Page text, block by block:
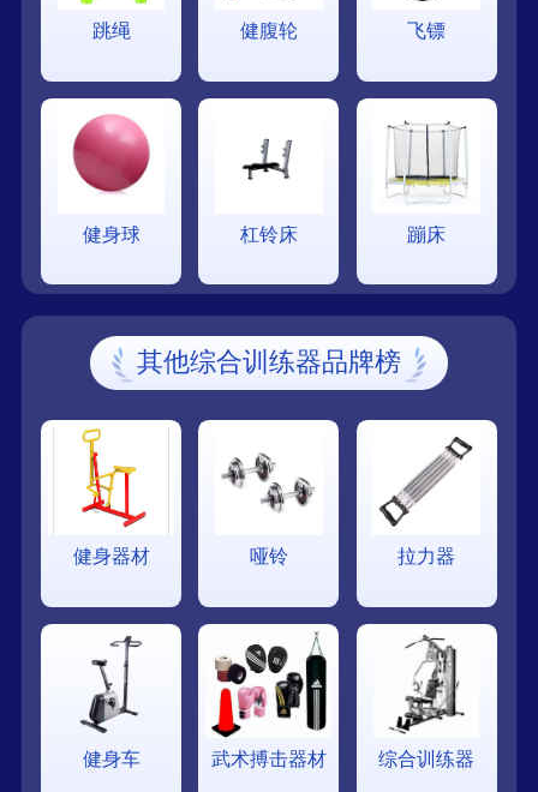
跳绳 健腹轮 飞镖
健身球 杠铃床 蹦床
其他综合训练器品牌榜
健身器材 哑铃 拉力器
健身车 武术搏击器材 综合训练器